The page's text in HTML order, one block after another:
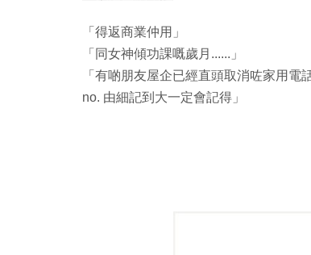
「得返商業仲用」
「同女神傾功課嘅歲月......」
「有啲朋友屋企已經直頭取消咗家用
no. 由細記到大一定會記得」